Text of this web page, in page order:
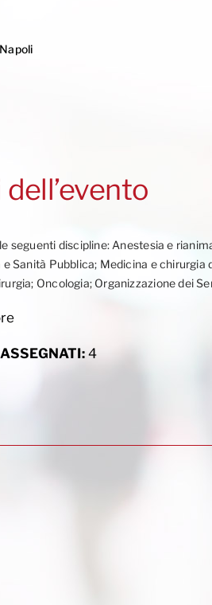
seguenti discipline: Anestesia e
e Sanità Pubblica; Medicina e
Oncologia; Organizzazione dei
4